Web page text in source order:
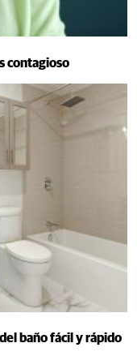
contagioso
baño fácil y rápido